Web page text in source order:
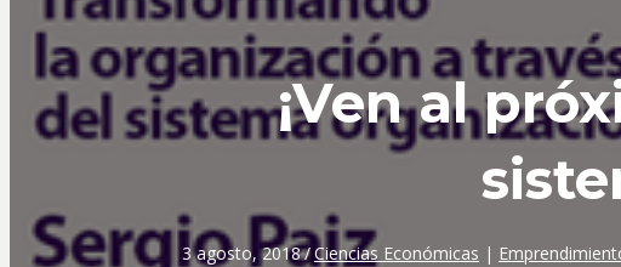
¡Ven al
3 agosto, 2018/Ciencias Económicas |